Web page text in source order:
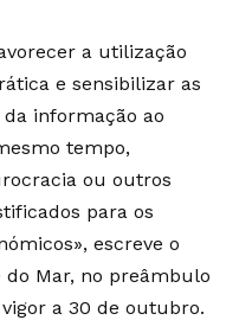
a utilização
e sensibilizar as
informação ao
tempo,
ou outros
para os
escreve o
Mar, no preâmbulo
a 30 de outubro.